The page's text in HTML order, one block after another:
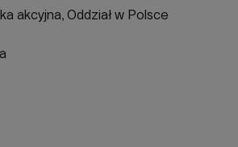
akcyjna, Oddział w Polsce